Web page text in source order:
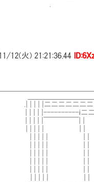
12(火) 21:21:36.44
｀
＿＿＿＿＿＿＿＿＿＿
＿＿＿＿＿＿＿＿
二二二二二二二
ｉ二二二二
￣￣￣￣|
| | | | | | | |
| | | | | | |
| | | | | | |
| | | | | | |
| | | | ＿
| | | | | ||￣￣
| | | | |